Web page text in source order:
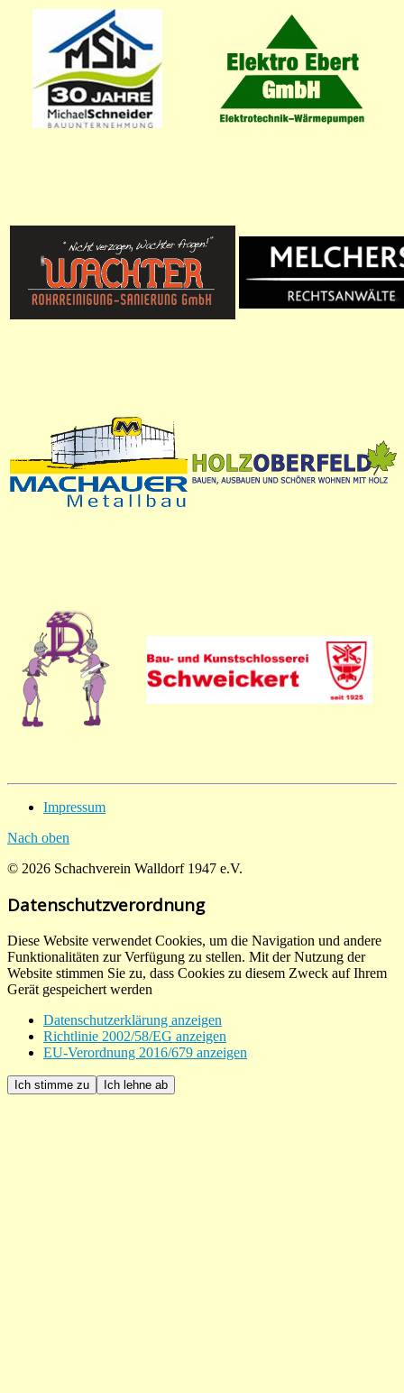
Impressum
Nach oben
© 2026 Schachverein Walldorf 1947 e.V.
Datenschutzverordnung
Diese Website verwendet Cookies, um die Navigation und andere
Funktionalitäten zur Verfügung zu stellen. Mit der Nutzung der
Website stimmen Sie zu, dass Cookies zu diesem Zweck auf Ihrem
Gerät gespeichert werden
Datenschutzerklärung anzeigen
Richtlinie 2002/58/EG anzeigen
EU-Verordnung 2016/679 anzeigen
Ich stimme zu Ich lehne ab